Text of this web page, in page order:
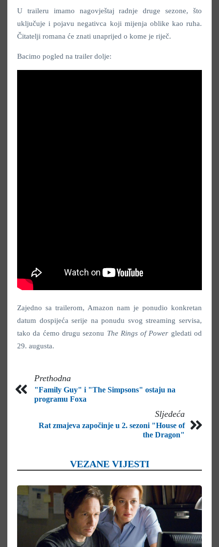
U traileru imamo nagovještaj radnje druge sezone, što
uključuje i pojavu negativca koji mijenja oblike kao ruha.
Čitatelji romana će znati unaprijed o kome je riječ.
Bacimo pogled na trailer dolje:
Zajedno sa trailerom, Amazon nam je ponudio konkretan
datum dospijeća serije na ponudu svog streaming servisa,
tako da ćemo drugu sezonu The Rings of Power gledati od
29. augusta.
Prethodna
"Family Guy" i "The Simpsons" ostaju na
programu Foxa
Sljedeća
Rat zmajeva započinje u 2. sezoni "House of
the Dragon"
VEZANE VIJESTI